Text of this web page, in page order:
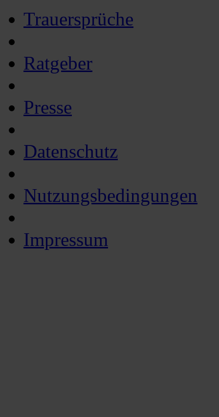
Trauersprüche
Ratgeber
Presse
Datenschutz
Nutzungsbedingungen
Impressum